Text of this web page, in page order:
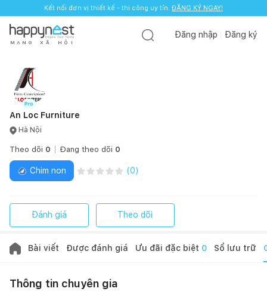
Kết nối đơn vị thiết kế - thi công uy tín. ĐĂNG KÝ NGAY!
M Ạ N G X Ã H Ộ I
Đăng nhập Đăng ký
An Loc Furniture
Hà Nội
Theo dõi 0 Đang theo dõi 0
Chim non (0)
Đánh giá Theo dõi
Bài viết Được đánh giá Ưu đãi đặc biệt 0 Sổ lưu trữ
Thông tin chuyên gia